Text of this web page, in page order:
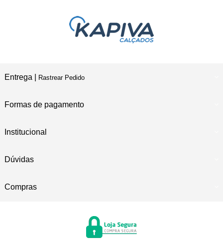
Entrega | Rastrear Pedido
Formas de pagamento
Institucional
Dúvidas
Compras